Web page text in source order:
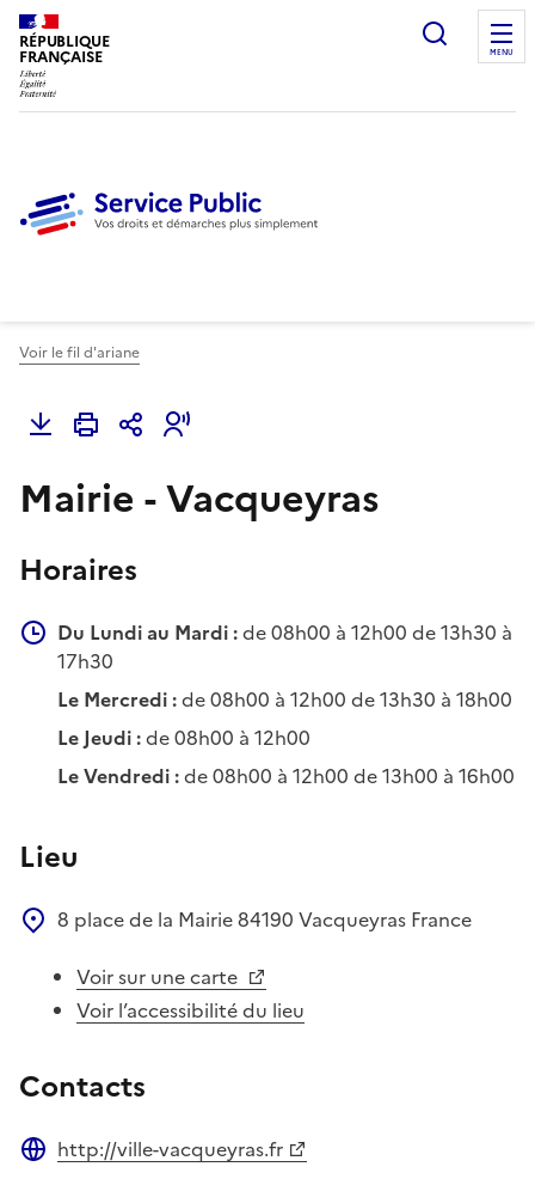
RÉPUBLIQUE
FRANÇAISE
Ouvrir
MENU
Voir le fil d'ariane
Mairie - Vacqueyras
Horaires
Du Lundi au Mardi :de 08h00 à 12h00 de 13h30 à
17h30
Le Mercredi :de 08h00 à 12h00 de 13h30 à 18h00
Le Jeudi :de 08h00 à 12h00
Le Vendredi :de 08h00 à 12h00 de 13h00 à 16h00
Lieu
8 place de la Mairie84190 Vacqueyras France
Voir sur une carte
Voir l’accessibilité du lieu
Contacts
http://ville-vacqueyras.fr